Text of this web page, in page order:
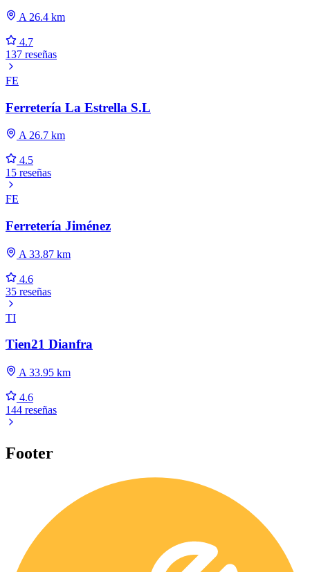
A 26.4 km
4.7
137 reseñas
FE
Ferretería La Estrella S.L
A 26.7 km
4.5
15 reseñas
FE
Ferretería Jiménez
A 33.87 km
4.6
35 reseñas
TI
Tien21 Dianfra
A 33.95 km
4.6
144 reseñas
Footer